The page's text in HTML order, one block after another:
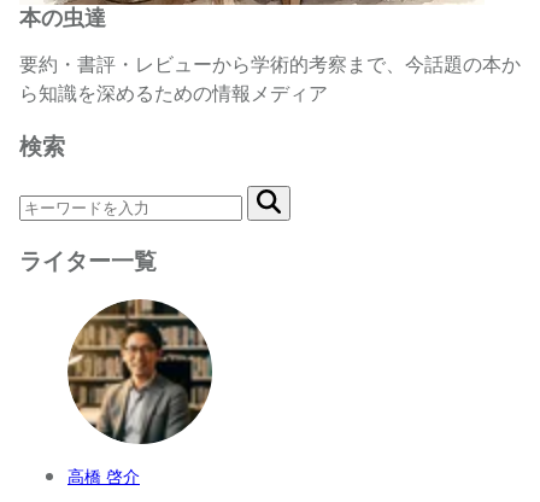
本の虫達
要約・書評・レビューから学術的考察まで、今話題の本か
ら知識を深めるための情報メディア
検索
ライター一覧
高橋 啓介